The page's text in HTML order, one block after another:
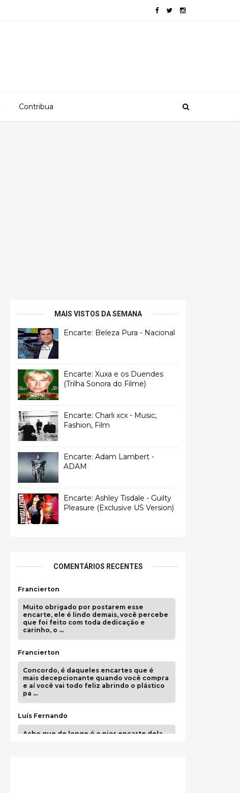
Contribua
MAIS VISTOS DA SEMANA
Encarte: Beleza Pura - Nacional
Encarte: Xuxa e os Duendes
(Trilha Sonora do Filme)
Encarte: Charli xcx - Music,
Fashion, Film
Encarte: Adam Lambert -
ADAM
Encarte: Ashley Tisdale - Guilty
Pleasure (Exclusive US Version)
COMENTÁRIOS RECENTES
Francierton
Muito obrigado por postarem esse
encarte, ele é lindo demais, você percebe
que foi feito com toda dedicação e
carinho, o …
Francierton
Concordo, é daqueles encartes que é
mais decepcionante quando você compra
e aí você vai todo feliz abrindo o plástico
pa …
Luís Fernando
Acho que de longe é o pior encarte dela.